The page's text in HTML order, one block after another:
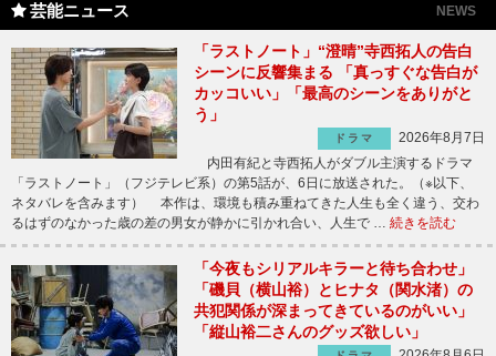
芸能ニュース NEWS
「ラストノート」“澄晴”寺西拓人の告白
シーンに反響集まる 「真っすぐな告白が
カッコいい」「最高のシーンをありがと
う」
ドラマ
2026年8月7日
内田有紀と寺西拓人がダブル主演するドラマ
「ラストノート」（フジテレビ系）の第5話が、6日に放送された。（※以下、
ネタバレを含みます） 本作は、環境も積み重ねてきた人生も全く違う、交わ
るはずのなかった歳の差の男女が静かに引かれ合い、人生で … 続きを読む
「今夜もシリアルキラーと待ち合わせ」
「磯貝（横山裕）とヒナタ（関水渚）の
共犯関係が深まってきているのがいい」
「縦山裕二さんのグッズ欲しい」